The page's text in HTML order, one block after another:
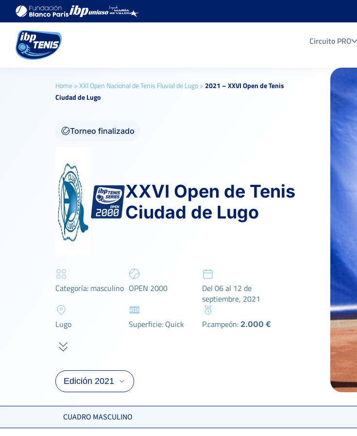
Circuito PRO
Home>XXI Open Nacional de Tenis Fluvial de Lugo>2021 – XXVI Open de Tenis
Ciudad de Lugo
Torneo finalizado
XXVI Open de Tenis
Ciudad de Lugo
Categoría: masculino OPEN 2000
Del 06 al 12 de
septiembre, 2021
Lugo Superficie: Quick P.campeón: 2.000 €
CUADRO MASCULINO